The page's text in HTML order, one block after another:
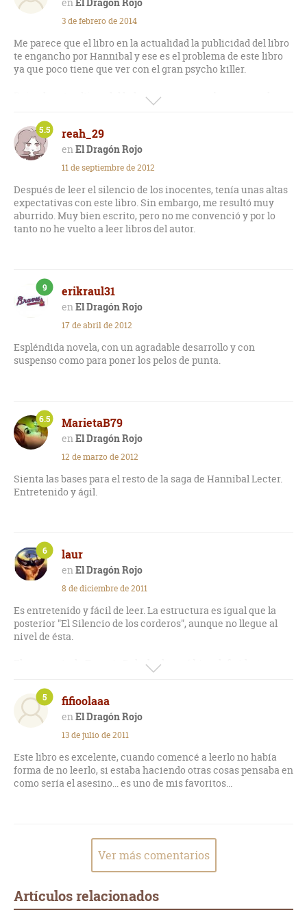
3 de febrero de 2014
Me parece que el libro en la actualidad la publicidad del libro
te engancho por Hannibal y ese es el problema de este libro
ya que poco tiene que ver con el gran psycho killer.
Dejando esto ultimo del lado me parece una buena novela
psicológica, se nota que Harris hace un buen estudio de
campo ya que sus escenas están llenas de detalles y datos del
departamento policíaco.
En lo personal me atrapa la obsesión del asesino Dolarhyde
por la pintura del dragón rojo (me considero fanático de
William Blake), sin mencionar la todo el protocolo que hace al
matar a las 2 familias.
Contemplad el poder del Gran Dragón Rojo.
reah_29
El Dragón Rojo
5.5
11 de septiembre de 2012
Después de leer el silencio de los inocentes, tenía unas altas
expectativas con este libro. Sin embargo, me resultó muy
aburrido. Muy bien escrito, pero no me convenció y por lo
tanto no he vuelto a leer libros del autor.
erikraul31
El Dragón Rojo
9
17 de abril de 2012
Espléndida novela, con un agradable desarrollo y con
suspenso como para poner los pelos de punta.
MarietaB79
El Dragón Rojo
6.5
12 de marzo de 2012
Sienta las bases para el resto de la saga de Hannibal Lecter.
Entretenido y ágil.
laur
El Dragón Rojo
6
8 de diciembre de 2011
Es entretenido y fácil de leer. La estructura es igual que la
posterior "El Silencio de los corderos", aunque no llegue al
nivel de ésta.
El personaje de Francis Dolarhyde está bien definido, tanto
Por otro lado, esta es la primera novela en la que aparece
Hannibal Lecter. Parece que va a dar más de sí, pero sólo
tiene un papel muy secundario.
fifioolaaa
El Dragón Rojo
5
13 de julio de 2011
Este libro es excelente, cuando comencé a leerlo no había
forma de no leerlo, si estaba haciendo otras cosas pensaba en
como sería el asesino... es uno de mis favoritos...
Ver más comentarios
Artículos relacionados